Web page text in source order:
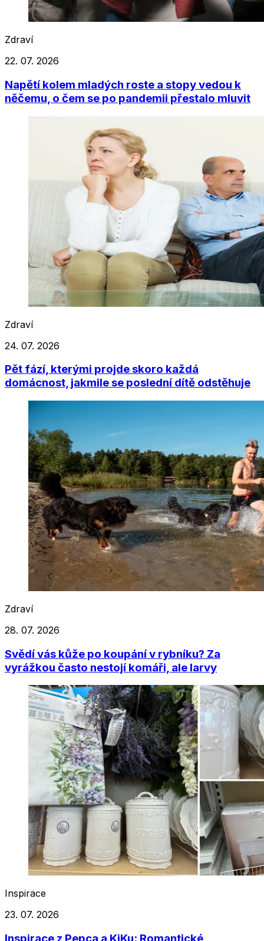
Zdraví
22. 07. 2026
Napětí kolem mladých roste a stopy vedou k
něčemu, o čem se po pandemii přestalo mluvit
Zdraví
24. 07. 2026
Pět fází, kterými projde skoro každá
domácnost, jakmile se poslední dítě odstěhuje
Zdraví
28. 07. 2026
Svědí vás kůže po koupání v rybníku? Za
vyrážkou často nestojí komáři, ale larvy
Inspirace
23. 07. 2026